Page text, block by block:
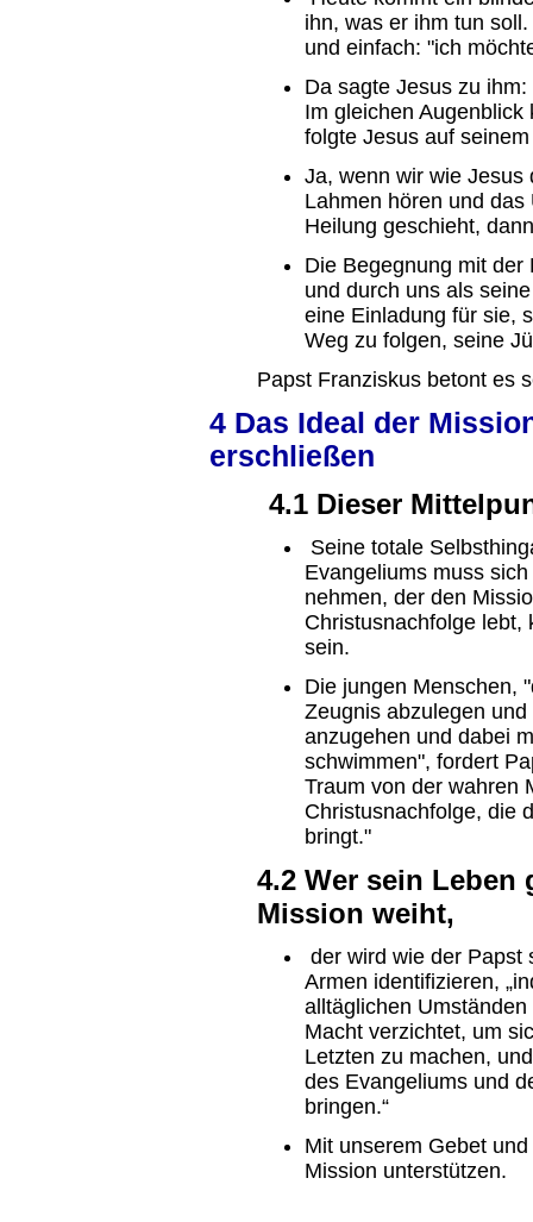
ihn, was er ihm tun
und einfach: "ich
Da sagte Jesus zu
Im gleichen
folgte Jesus auf
Ja, wenn wir wie Jesus
Lahmen hören und
Heilung geschieht,
Die Begegnung mit
und durch uns als
eine Einladung für sie,
Weg zu folgen, seine
Papst Franziskus betont es
4 Das Ideal der
erschließen
4.1 Dieser
Seine totale
Evangeliums muss
nehmen, der den
Christusnachfolge lebt,
sein.
Die jungen Menschen,
Zeugnis abzulegen
anzugehen und dabei
schwimmen", fordert
Traum von der wahren
Christusnachfolge, die
bringt."
4.2 Wer sein Leben
Mission weiht,
der wird wie der Papst
Armen identifizieren,
alltäglichen
Macht verzichtet, um
Letzten zu machen,
des Evangeliums und
bringen.“
Mit unserem Gebet
Mission unterstützen.